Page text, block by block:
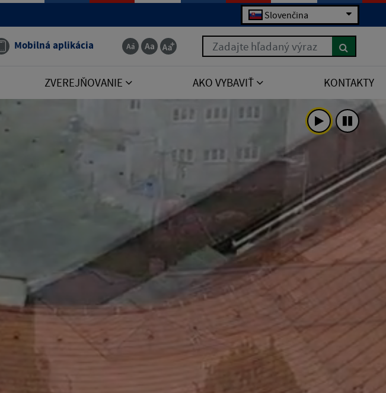
Slovenčina
Mobilná aplikácia Zadajte hľadaný výraz
ZVEREJŇOVANIE AKO VYBAVIŤ KONTAKTY